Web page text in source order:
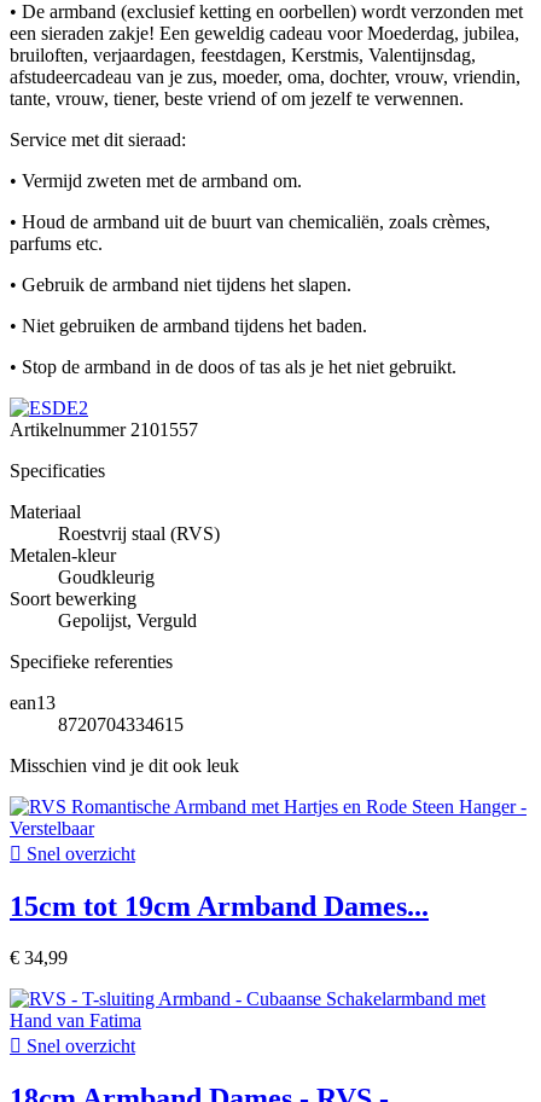
• De armband (exclusief ketting en oorbellen) wordt verzonden met
een sieraden zakje! Een geweldig cadeau voor Moederdag, jubilea,
bruiloften, verjaardagen, feestdagen, Kerstmis, Valentijnsdag,
afstudeercadeau van je zus, moeder, oma, dochter, vrouw, vriendin,
tante, vrouw, tiener, beste vriend of om jezelf te verwennen.
Service met dit sieraad:
• Vermijd zweten met de armband om.
• Houd de armband uit de buurt van chemicaliën, zoals crèmes,
parfums etc.
• Gebruik de armband niet tijdens het slapen.
• Niet gebruiken de armband tijdens het baden.
• Stop de armband in de doos of tas als je het niet gebruikt.
Artikelnummer2101557
Specificaties
Materiaal
Roestvrij staal (RVS)
Metalen-kleur
Goudkleurig
Soort bewerking
Gepolijst, Verguld
Specifieke referenties
ean13
8720704334615
Misschien vind je dit ook leuk
 Snel overzicht
15cm tot 19cm Armband Dames...
€ 34,99
 Snel overzicht